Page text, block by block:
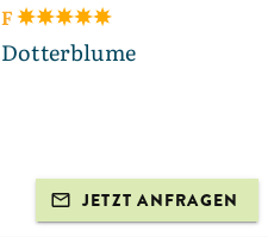
F
Dotterblume
JETZT ANFRAGEN